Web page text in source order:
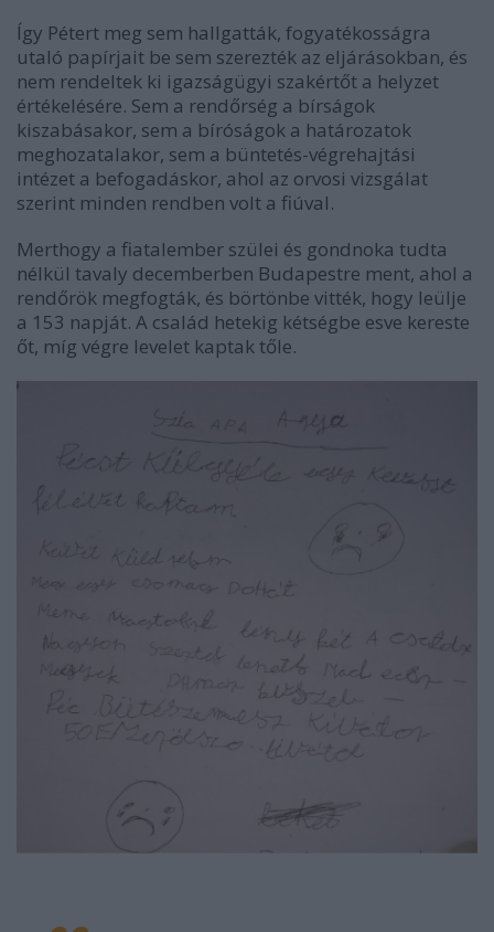
Így Pétert meg sem hallgatták, fogyatékosságra
utaló papírjait be sem szerezték az eljárásokban, és
nem rendeltek ki igazságügyi szakértőt a helyzet
értékelésére. Sem a rendőrség a bírságok
kiszabásakor, sem a bíróságok a határozatok
meghozatalakor, sem a büntetés-végrehajtási
intézet a befogadáskor, ahol az orvosi vizsgálat
szerint minden rendben volt a fiúval.
Merthogy a fiatalember szülei és gondnoka tudta
nélkül tavaly decemberben Budapestre ment, ahol a
rendőrök megfogták, és börtönbe vitték, hogy leülje
a 153 napját. A család hetekig kétségbe esve kereste
őt, míg végre levelet kaptak tőle.